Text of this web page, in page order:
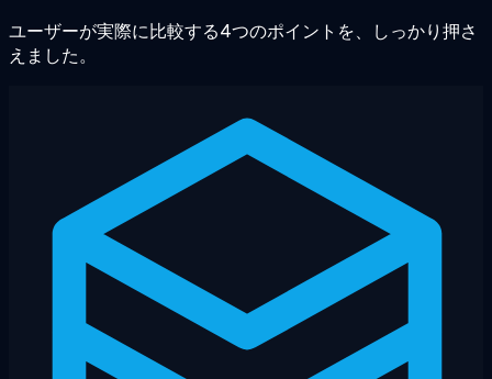
ユーザーが実際に比較する4つのポイントを、しっかり押さ
えました。